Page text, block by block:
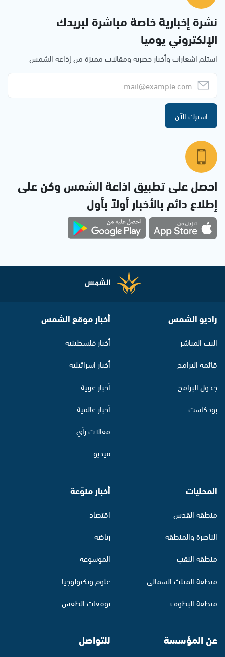
نشرة إخبارية خاصة مباشرة لبريدك
الإلكتروني يوميا
استلم اشعارات وأخبار حصرية ومقالات مميزة من إذاعة الشمس
اشترك الآن
احصل على تطبيق اذاعة الشمس وكن على
إطلاع دائم بالأخبار أولاً بأول
راديو الشمس
البث المباشر
قائمة البرامج
جدول البرامج
بودكاست
أخبار موقع الشمس
أخبار فلسطينية
أخبار اسرائيلية
أخبار عربية
أخبار عالمية
مقالات رأي
فيديو
المحليات
منطقة القدس
الناصرة والمنطقة
منطقة النقب
منطقة المثلث الشمالي
منطقة البطوف
أخبار منوّعة
اقتصاد
رياضة
الموسوعة
علوم وتكنولوجيا
توقعات الطقس
عن المؤسسة للتواصل